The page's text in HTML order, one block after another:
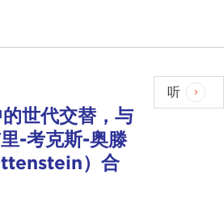
世代交替，与
-考克斯-奥滕
）合
听